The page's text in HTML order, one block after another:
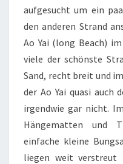
aufgesucht um ein
den anderen Strand
Ao Yai (long Beach)
viele der schönste
Sand, recht breit und
der Ao Yai quasi auch
irgendwie gar nicht.
Hängematten und
einfache kleine
liegen weit verstreut